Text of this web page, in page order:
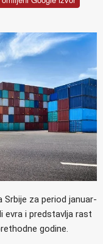
za period januar-
evra i predstavlja rast
godine.